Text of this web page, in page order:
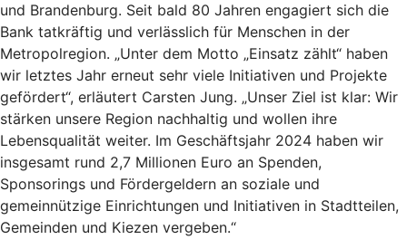
und Brandenburg. Seit bald 80 Jahren engagiert sich die
Bank tatkräftig und verlässlich für Menschen in der
Metropolregion. „Unter dem Motto „Einsatz zählt“ haben
wir letztes Jahr erneut sehr viele Initiativen und Projekte
gefördert“, erläutert Carsten Jung. „Unser Ziel ist klar: Wir
stärken unsere Region nachhaltig und wollen ihre
Lebensqualität weiter. Im Geschäftsjahr 2024 haben wir
insgesamt rund 2,7 Millionen Euro an Spenden,
Sponsorings und Fördergeldern an soziale und
gemeinnützige Einrichtungen und Initiativen in Stadtteilen,
Gemeinden und Kiezen vergeben.“